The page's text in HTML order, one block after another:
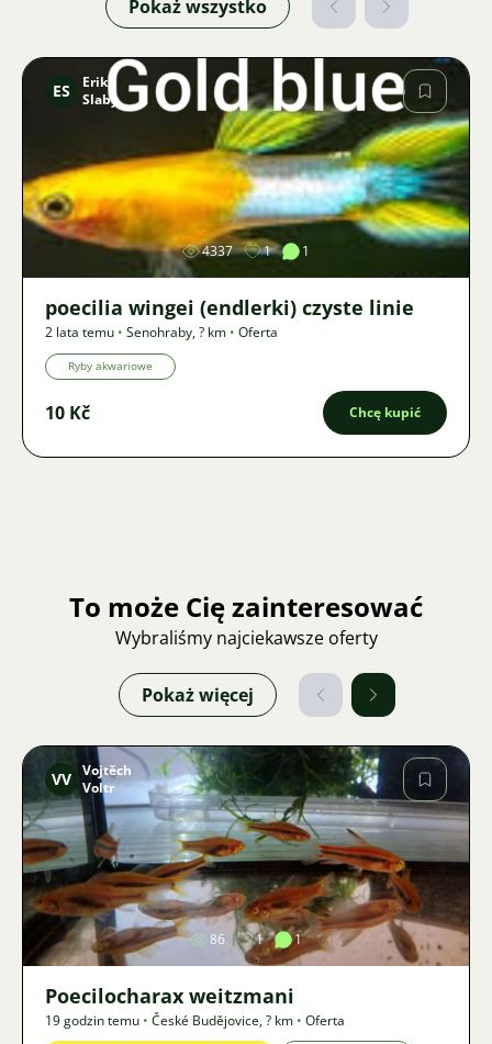
Pokaż wszystko
Zdjęcie
ES
Erik
Slaby
4337 1 1
poecilia wingei (endlerki) czyste linie
2 lata temu • Senohraby,? km • Oferta
Ryby akwariowe
10 Kč Chcę kupić
To może Cię zainteresować
Wybraliśmy najciekawsze oferty
Pokaż więcej
Zdjęcie
VV Vojtěch
Voltr
86 1 1
Poecilocharax weitzmani
19 godzin temu • České Budějovice,? km • Oferta